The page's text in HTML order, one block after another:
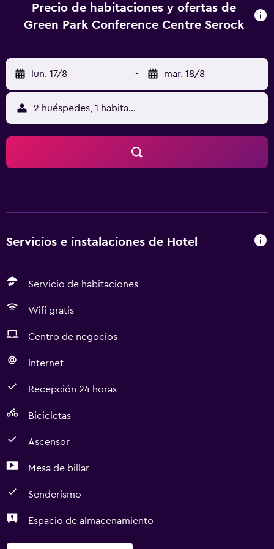
Precio de habitaciones y ofertas de
Green Park Conference Centre Serock
lun. 17/8 - mar. 18/8
2 huéspedes, 1 habitación
Servicios e instalaciones de Hotel
Servicio de habitaciones
Wifi gratis
Centro de negocios
Internet
Recepción 24 horas
Bicicletas
Ascensor
Mesa de billar
Senderismo
Espacio de almacenamiento